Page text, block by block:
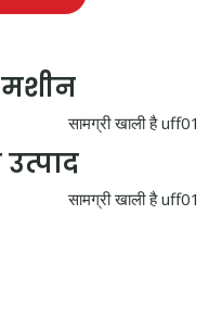
सामग्री खाली है uff01
सामग्री खाली है uff01